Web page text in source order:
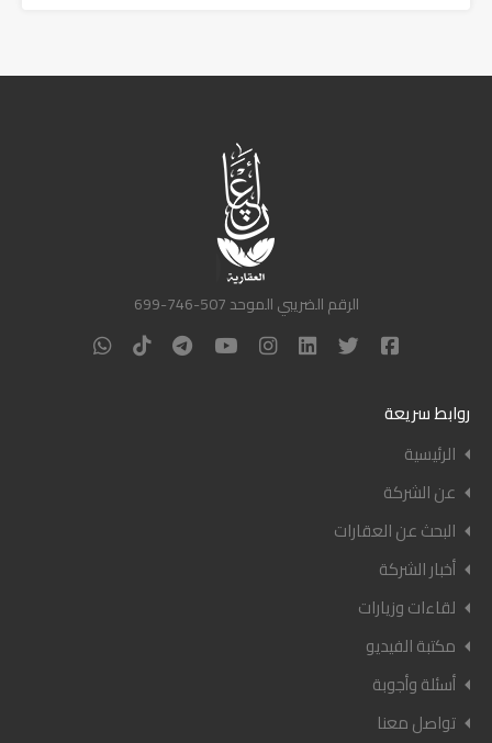
الرقم الضريبي الموحد 507-746-699
روابط سريعة
الرئيسية
عن الشركة
البحث عن العقارات
أخبار الشركة
لقاءات وزيارات
مكتبة الفيديو
أسئلة وأجوبة
تواصل معنا